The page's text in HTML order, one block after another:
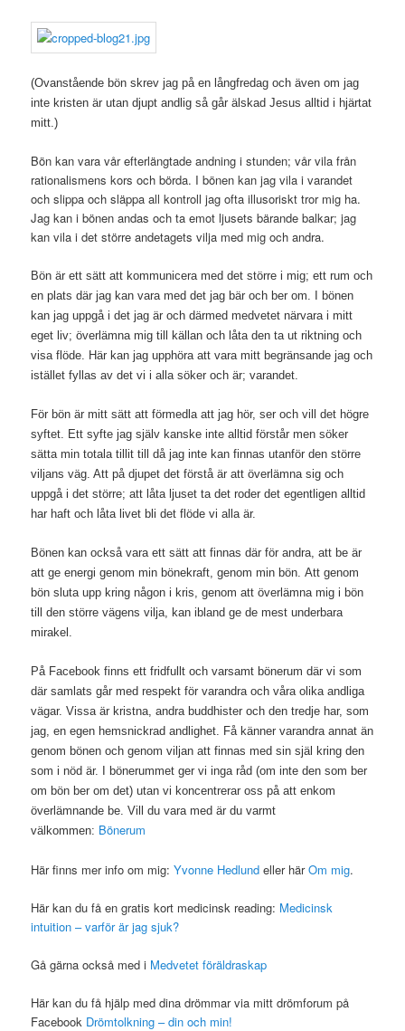
(Ovanstående bön skrev jag på en långfredag och även om jag
inte kristen är utan djupt andlig så går älskad Jesus alltid i hjärtat
mitt.)
Bön kan vara vår efterlängtade andning i stunden; vår vila från
rationalismens kors och börda. I bönen kan jag vila i varandet
och slippa och släppa all kontroll jag ofta illusoriskt tror mig ha.
Jag kan i bönen andas och ta emot ljusets bärande balkar; jag
kan vila i det större andetagets vilja med mig och andra.
Bön är ett sätt att kommunicera med det större i mig; ett rum och
en plats där jag kan vara med det jag bär och ber om. I bönen
kan jag uppgå i det jag är och därmed medvetet närvara i mitt
eget liv; överlämna mig till källan och låta den ta ut riktning och
visa flöde. Här kan jag upphöra att vara mitt begränsande jag och
istället fyllas av det vi i alla söker och är; varandet.
För bön är mitt sätt att förmedla att jag hör, ser och vill det högre
syftet. Ett syfte jag själv kanske inte alltid förstår men söker
sätta min totala tillit till då jag inte kan finnas utanför den större
viljans väg. Att på djupet det förstå är att överlämna sig och
uppgå i det större; att låta ljuset ta det roder det egentligen alltid
har haft och låta livet bli det flöde vi alla är.
Bönen kan också vara ett sätt att finnas där för andra, att be är
att ge energi genom min bönekraft, genom min bön. Att genom
bön sluta upp kring någon i kris, genom att överlämna mig i bön
till den större vägens vilja, kan ibland ge de mest underbara
mirakel.
På Facebook finns ett fridfullt och varsamt bönerum där vi som
där samlats går med respekt för varandra och våra olika andliga
vägar. Vissa är kristna, andra buddhister och den tredje har, som
jag, en egen hemsnickrad andlighet. Få känner varandra annat än
genom bönen och genom viljan att finnas med sin själ kring den
som i nöd är. I bönerummet ger vi inga råd (om inte den som ber
om bön ber om det) utan vi koncentrerar oss på att enkom
överlämnande be. Vill du vara med är du varmt
välkommen: Bönerum
Här finns mer info om mig:Yvonne Hedlund eller härOm mig.
Här kan du få en gratis kort medicinsk reading: Medicinsk
intuition – varför är jag sjuk?
Gå gärna också med i Medvetet föräldraskap
Här kan du få hjälp med dina drömmar via mitt drömforum på
Facebook Drömtolkning – din och min!